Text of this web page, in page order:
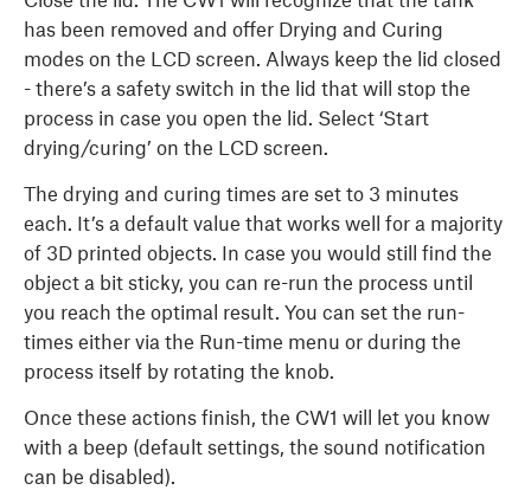
has been removed and offer Drying and Curing
modes on the LCD screen. ​Always keep the lid closed​
- there’s a safety switch in the lid that will stop the
process in case you open the lid. ​Select ‘Start
drying/curing’ on the LCD screen.
The drying and curing times are set to ​3 minutes​
each. It’s a default value that works well for a majority
of 3D printed objects. In case you would still find the
object a bit sticky, you can re-run the process​ until
you reach the optimal result. You can set the run-
times either via the Run-time menu or during the
process itself by rotating the knob.
Once these actions finish, the CW1 will let you know
with a beep (default settings, the sound notification
can be disabled).